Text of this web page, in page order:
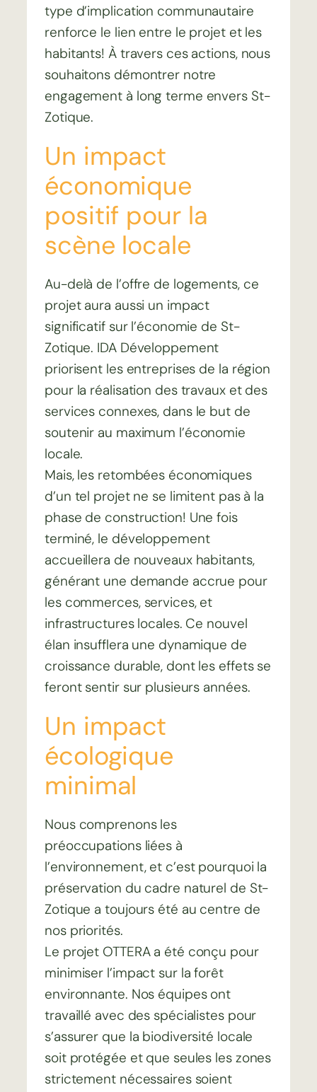
type d’implication communautaire
renforce le lien entre le projet et les
habitants! À travers ces actions, nous
souhaitons démontrer notre
engagement à long terme envers St-
Zotique.
Un impact
économique
positif pour la
scène locale
Au-delà de l’offre de logements, ce
projet aura aussi un impact
significatif sur l’économie de St-
Zotique. IDA Développement
priorisent les entreprises de la région
pour la réalisation des travaux et des
services connexes, dans le but de
soutenir au maximum l’économie
locale.
Mais, les retombées économiques
d’un tel projet ne se limitent pas à la
phase de construction! Une fois
terminé, le développement
accueillera de nouveaux habitants,
générant une demande accrue pour
les commerces, services, et
infrastructures locales. Ce nouvel
élan insufflera une dynamique de
croissance durable, dont les effets se
feront sentir sur plusieurs années.
Un impact
écologique
minimal
Nous comprenons les
préoccupations liées à
l’environnement, et c’est pourquoi la
préservation du cadre naturel de St-
Zotique a toujours été au centre de
nos priorités.
Le projet OTTERA a été conçu pour
minimiser l’impact sur la forêt
environnante. Nos équipes ont
travaillé avec des spécialistes pour
s’assurer que la biodiversité locale
soit protégée et que seules les zones
strictement nécessaires soient